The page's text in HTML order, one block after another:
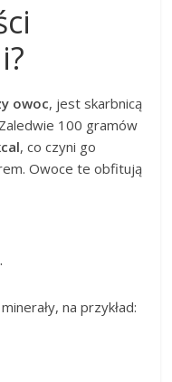
owoc, jest skarbnicą
100 gramów
, co czyni go
Owoce te obfitują
.
na przykład: